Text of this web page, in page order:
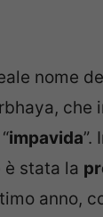
nome
che
impavida”.
stata la
anno,